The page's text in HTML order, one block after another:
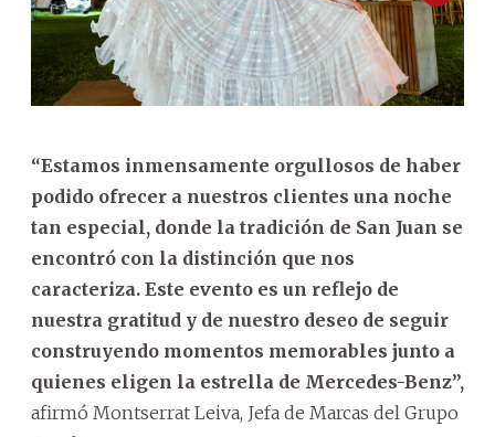
“Estamos inmensamente orgullosos de haber
podido ofrecer a nuestros clientes una noche
tan especial, donde la tradición de San Juan se
encontró con la distinción que nos
caracteriza. Este evento es un reflejo de
nuestra gratitud y de nuestro deseo de seguir
construyendo momentos memorables junto a
quienes eligen la estrella de Mercedes-Benz”,
afirmó Montserrat Leiva, Jefa de Marcas del Grupo